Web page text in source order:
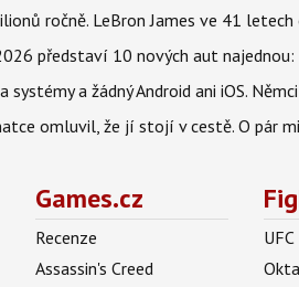
ročně. LeBron James ve 41
představí 10 nových aut
systémy a žádný Android ani iOS.
omluvil, že jí stojí v cestě. O pár
Games.cz
Recenze
Assassin's Creed
UFC